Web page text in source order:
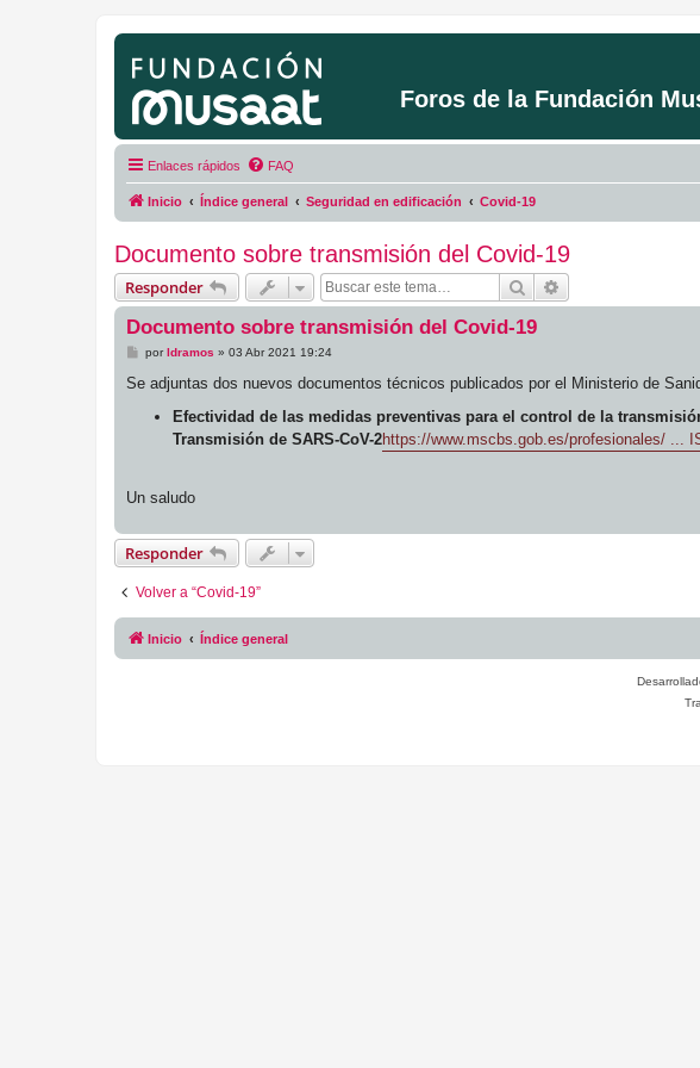
Foros de la Fundación
Enlaces rápidos FAQ
Inicio Índice general Seguridad en edificación Covid-19
Documento sobre transmisión del Covid-19
Responder Buscar
Documento sobre transmisión del Covid-19
M
n
porldramos » 03 Abr 2021 19:24
Se adjuntas dos nuevos documentos técnicos publicados por el Ministerio de
Efectividad de las medidas preventivas para el control de la
Transmisión de SARS-CoV-2https://www.mscbs.gob.es/profesionales/ ...
Un saludo
Responder
Volver a “Covid-19”
Inicio Índice general